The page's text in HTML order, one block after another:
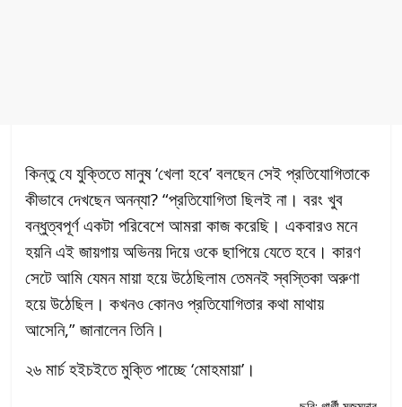
কিন্তু যে যুক্তিতে মানুষ ‘খেলা হবে’ বলছেন সেই প্রতিযোগিতাকে
কীভাবে দেখছেন অনন্যা? “প্রতিযোগিতা ছিলই না। বরং খুব
বন্ধুত্বপূর্ণ একটা পরিবেশে আমরা কাজ করেছি। একবারও মনে
হয়নি এই জায়গায় অভিনয় দিয়ে ওকে ছাপিয়ে যেতে হবে। কারণ
সেটে আমি যেমন মায়া হয়ে উঠেছিলাম তেমনই স্বস্তিকা অরুণা
হয়ে উঠেছিল। কখনও কোনও প্রতিযোগিতার কথা মাথায়
আসেনি,” জানালেন তিনি।
২৬ মার্চ হইচইতে মুক্তি পাচ্ছে ‘মোহমায়া’।